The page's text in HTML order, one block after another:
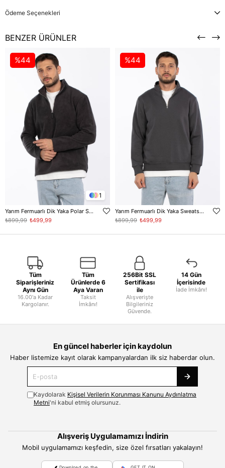
Ödeme Seçenekleri
BENZER ÜRÜNLER
1
Yarım Fermuarlı Dik Yaka Polar Sweatshirt - Antrasit
₺499,99
₺899,99
%44
Yarım Fermuarlı Dik Yaka Sweatshirt - Antrasit
₺499,99
₺899,99
%44
Tüm
Siparişleriniz
Aynı Gün
16.00'a Kadar
Kargolanır.
Tüm
Ürünlerde 6
Aya Varan
Taksit
İmkânı!
256Bit SSL
Sertifikası
ile
Alışverişte
Bilgileriniz
Güvende.
14 Gün
İçerisinde
İade İmkânı!
En güncel haberler için kaydolun
Haber listemize kayıt olarak kampanyalardan ilk siz haberdar olun.
Kaydolarak Kişisel Verilerin Korunması Kanunu Aydınlatma
Metni'ni kabul etmiş olursunuz.
Alışveriş Uygulamamızı İndirin
Mobil uygulamamızı keşfedin, size özel fırsatları yakalayın!